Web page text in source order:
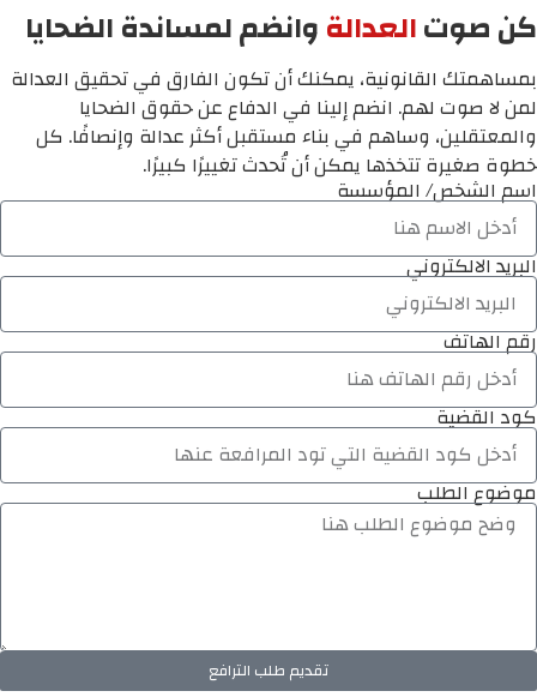
كن صوتالعدالةوانضم لمساندة الضحايا
بمساهمتك القانونية، يمكنك أن تكون الفارق في تحقيق العدالة
لمن لا صوت لهم. انضم إلينا في الدفاع عن حقوق الضحايا
والمعتقلين، وساهم في بناء مستقبل أكثر عدالة وإنصافًا. كل
خطوة صغيرة تتخذها يمكن أن تُحدث تغييرًا كبيرًا.
اسم الشخص/ المؤسسة
البريد الالكتروني
رقم الهاتف
كود القضية
موضوع الطلب
تقديم طلب الترافع